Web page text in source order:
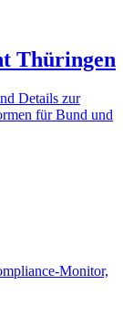
Thüringen
Details zur
für Bund und
Monitor,